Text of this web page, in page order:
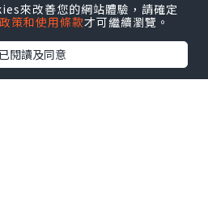
來改善您的網站體驗，請確定
策和使用條款才可繼續瀏覽。
閱讀及同意